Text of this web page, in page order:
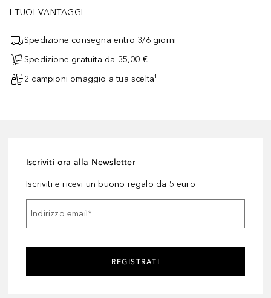
I TUOI VANTAGGI
Spedizione consegna entro 3/6 giorni
Spedizione gratuita da 35,00 €
2 campioni omaggio a tua scelta¹
Iscriviti ora alla Newsletter
Iscriviti e ricevi un buono regalo da 5 euro
Indirizzo email*
REGISTRATI